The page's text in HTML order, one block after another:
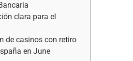
clara para el
de casinos con retiro
en June